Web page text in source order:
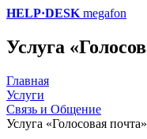
HELP·DESK megafon
Услуга
Главная
Услуги
Связь и Общение
Услуга «Голосовая